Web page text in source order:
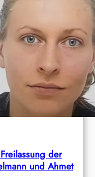
der
und Ahmet